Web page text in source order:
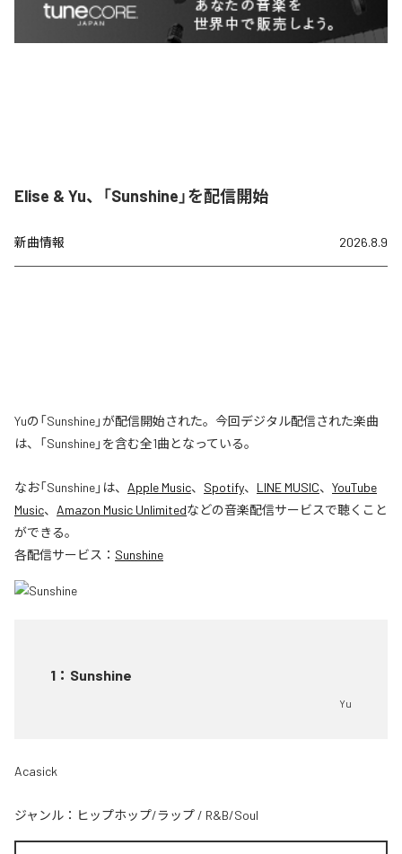
Elise & Yu、「Sunshine」を配信開始
新曲情報 2026.8.9
Yuの「Sunshine」が配信開始された。今回デジタル配信された楽曲
は、「Sunshine」を含む全1曲となっている。
なお「Sunshine」は、 Apple Music、 Spotify、 LINE MUSIC、 YouTube
Music、 Amazon Music Unlimitedなどの音楽配信サービスで聴くこと
ができる。
各配信サービス： Sunshine
1 ： Sunshine
Yu
Acasick
ジャンル： ヒップホップ/ラップ / R&B/Soul